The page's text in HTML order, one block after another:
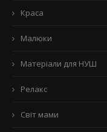
Краса
Малюки
Матеріали для НУШ
Релакс
Світ мами